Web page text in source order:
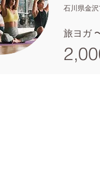
石川県金
旅ヨガ